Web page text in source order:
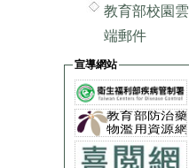
教育部校園雲
端郵件
宣導網站